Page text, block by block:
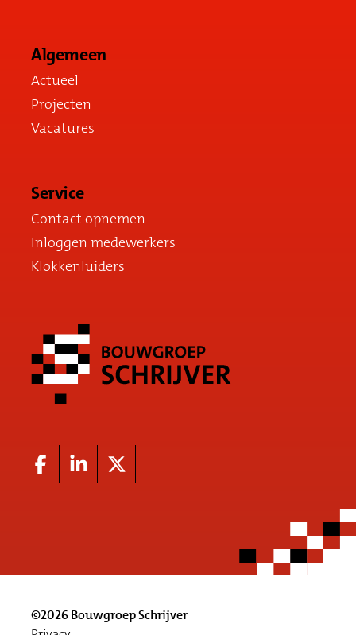
Algemeen
Actueel
Projecten
Vacatures
Service
Contact opnemen
Inloggen medewerkers
Klokkenluiders
©2026 Bouwgroep Schrijver